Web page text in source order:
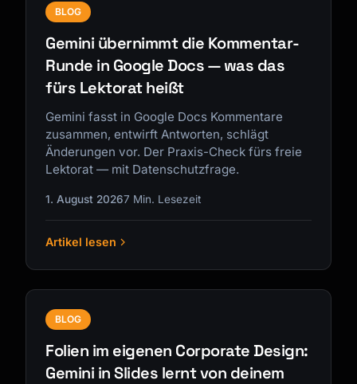
BLOG
Gemini übernimmt die Kommentar-
Runde in Google Docs — was das
fürs Lektorat heißt
Gemini fasst in Google Docs Kommentare
zusammen, entwirft Antworten, schlägt
Änderungen vor. Der Praxis-Check fürs freie
Lektorat — mit Datenschutzfrage.
1. August 20267 Min. Lesezeit
Artikel lesen
BLOG
Folien im eigenen Corporate Design:
Gemini in Slides lernt von deinem